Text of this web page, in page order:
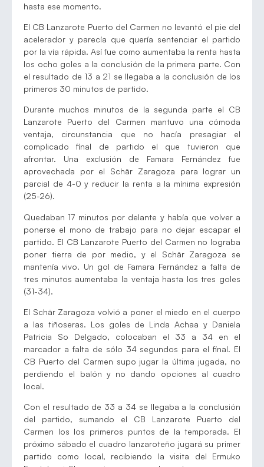
hasta ese momento.
El CB Lanzarote Puerto del Carmen no levantó el pie del
acelerador y parecía que quería sentenciar el partido
por la vía rápida. Así fue como aumentaba la renta hasta
los ocho goles a la conclusión de la primera parte. Con
el resultado de 13 a 21 se llegaba a la conclusión de los
primeros 30 minutos de partido.
Durante muchos minutos de la segunda parte el CB
Lanzarote Puerto del Carmen mantuvo una cómoda
ventaja, circunstancia que no hacía presagiar el
complicado final de partido el que tuvieron que
afrontar. Una exclusión de Famara Fernández fue
aprovechada por el Schär Zaragoza para lograr un
parcial de 4-0 y reducir la renta a la mínima expresión
(25-26).
Quedaban 17 minutos por delante y había que volver a
ponerse el mono de trabajo para no dejar escapar el
partido. El CB Lanzarote Puerto del Carmen no lograba
poner tierra de por medio, y el Schär Zaragoza se
mantenía vivo. Un gol de Famara Fernández a falta de
tres minutos aumentaba la ventaja hasta los tres goles
(31-34).
El Schär Zaragoza volvió a poner el miedo en el cuerpo
a las tiñoseras. Los goles de Linda Achaa y Daniela
Patricia So Delgado, colocaban el 33 a 34 en el
marcador a falta de sólo 34 segundos para el final. El
CB Puerto del Carmen supo jugar la última jugada, no
perdiendo el balón y no dando opciones al cuadro
local.
Con el resultado de 33 a 34 se llegaba a la conclusión
del partido, sumando el CB Lanzarote Puerto del
Carmen los los primeros puntos de la temporada. El
próximo sábado el cuadro lanzaroteño jugará su primer
partido como local, recibiendo la visita del Ermuko